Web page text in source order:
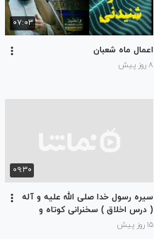
۰۷:۰۳
اعمال ماه شعبان
۸ روز پیش
۰۹:۳۰
سیره رسول خدا صلی الله علیه و آله
( درس اخلاق ) سخنرانی کوتاه و
شنیدنی حجت الاسلام حسینی قمی
۱۵ روز پیش